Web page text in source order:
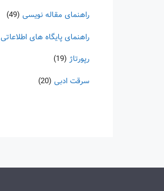
راهنمای مقاله نویسی (49)
راهنمای پایگاه های اطلاعاتی
رپورتاژ (19)
سرقت ادبی (20)